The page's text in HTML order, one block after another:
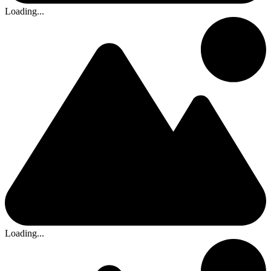
Loading...
Loading...